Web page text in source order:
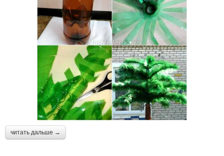
читать дальше →